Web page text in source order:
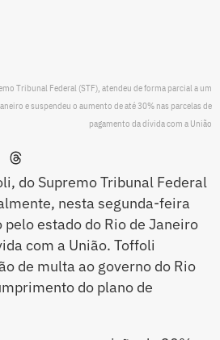
Tribunal Federal (STF), atendeu de forma parcial a um
e suspendeu o aumento de até 30% nas parcelas de
pagamento da dívida com a União
do Supremo Tribunal Federal
nesta segunda-feira
estado do Rio de Janeiro
com a União. Toffoli
de multa ao governo do Rio
do plano de